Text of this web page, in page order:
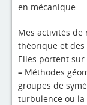
en mécanique.
Mes activités
théorique et
Elles portent
– Méthodes
groupes de
turbulence ou la